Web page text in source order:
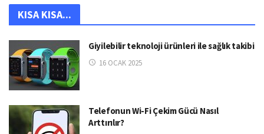
KISA KISA...
Giyilebilir teknoloji ürünleri ile sağlık takibi
16 OCAK 2025
Telefonun Wi-Fi Çekim Gücü Nasıl
Arttırılır?